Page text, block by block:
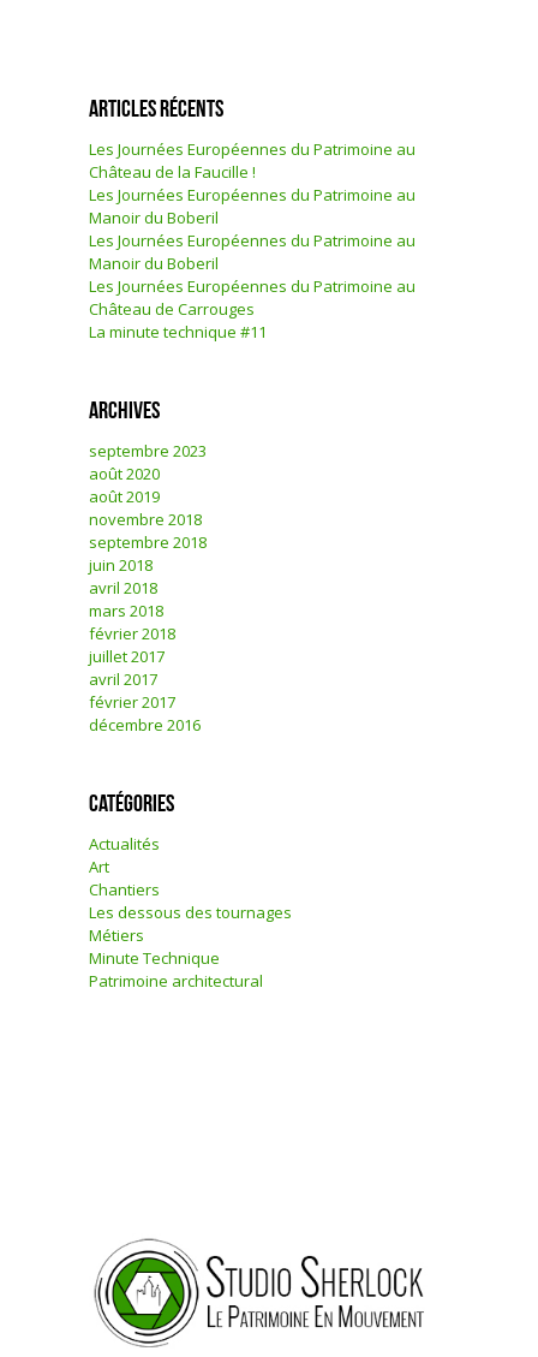
Articles récents
Les Journées Européennes du Patrimoine au
Château de la Faucille !
Les Journées Européennes du Patrimoine au
Manoir du Boberil
Les Journées Européennes du Patrimoine au
Manoir du Boberil
Les Journées Européennes du Patrimoine au
Château de Carrouges
La minute technique #11
Archives
septembre 2023
août 2020
août 2019
novembre 2018
septembre 2018
juin 2018
avril 2018
mars 2018
février 2018
juillet 2017
avril 2017
février 2017
décembre 2016
Catégories
Actualités
Art
Chantiers
Les dessous des tournages
Métiers
Minute Technique
Patrimoine architectural